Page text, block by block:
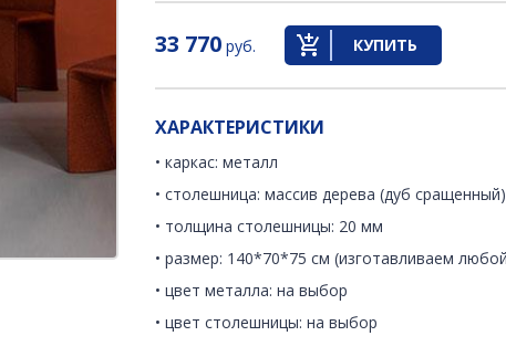
33 770 руб. КУПИТЬ
ХАРАКТЕРИСТИКИ
• каркас: металл
• столешница: массив дерева (дуб сращенный)
• толщина столешницы: 20 мм
• размер: 140*70*75 см (изготавливаем
• цвет металла: на выбор
• цвет столешницы: на выбор